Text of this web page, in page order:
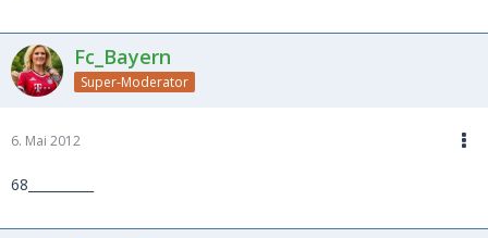
Fc_Bayern
Super-Moderator
6. Mai 2012
68__________